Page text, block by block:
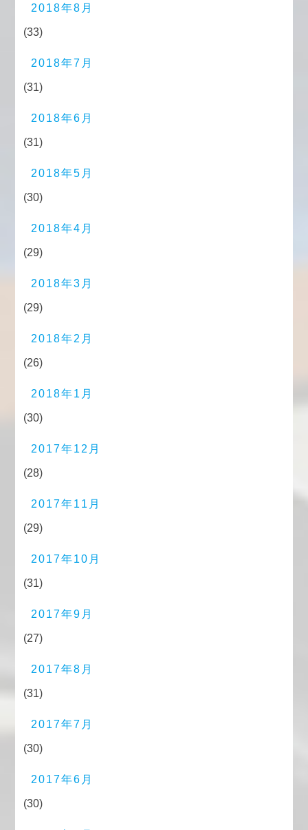
2018年8月
(33)
2018年7月
(31)
2018年6月
(31)
2018年5月
(30)
2018年4月
(29)
2018年3月
(29)
2018年2月
(26)
2018年1月
(30)
2017年12月
(28)
2017年11月
(29)
2017年10月
(31)
2017年9月
(27)
2017年8月
(31)
2017年7月
(30)
2017年6月
(30)